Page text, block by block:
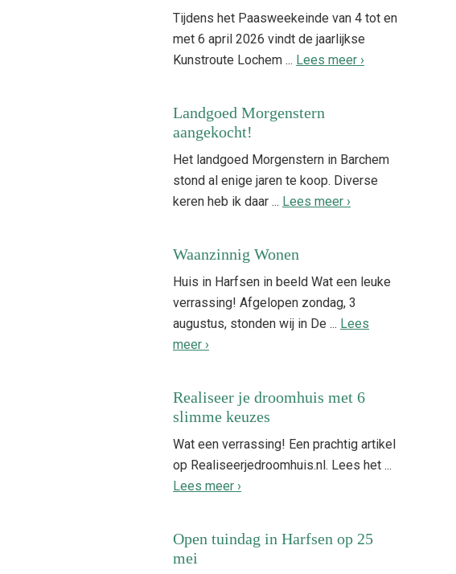
Tijdens het Paasweekeinde van 4 tot en
met 6 april 2026 vindt de jaarlijkse
Kunstroute Lochem ... Lees meer ›
Landgoed Morgenstern
aangekocht!
Het landgoed Morgenstern in Barchem
stond al enige jaren te koop. Diverse
keren heb ik daar ... Lees meer ›
Waanzinnig Wonen
Huis in Harfsen in beeld Wat een leuke
verrassing! Afgelopen zondag, 3
augustus, stonden wij in De ... Lees
meer ›
Realiseer je droomhuis met 6
slimme keuzes
Wat een verrassing! Een prachtig artikel
op Realiseerjedroomhuis.nl. Lees het ...
Lees meer ›
Open tuindag in Harfsen op 25
mei